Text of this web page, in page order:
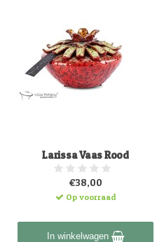
Larissa Vaas Rood
€38,00
Op voorraad
In winkelwagen